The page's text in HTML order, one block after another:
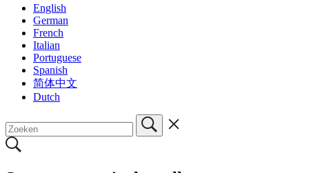
English
German
French
Italian
Portuguese
Spanish
简体中文
Dutch